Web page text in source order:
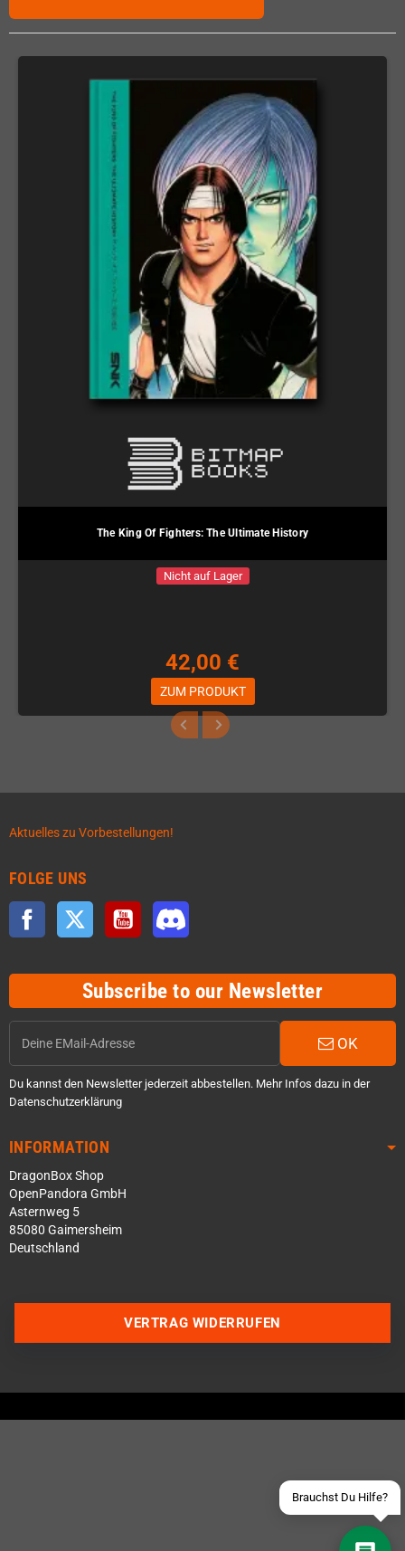
The King Of Fighters: The Ultimate History
Nicht auf Lager
42,00 €
ZUM PRODUKT
Aktuelles zu Vorbestellungen!
FOLGE UNS
Facebook Twitter YouTube
Subscribe to our Newsletter
OK
Du kannst den Newsletter jederzeit abbestellen. Mehr Infos dazu in der
Datenschutzerklärung
INFORMATION
DragonBox Shop
OpenPandora GmbH
Asternweg 5
85080 Gaimersheim
Deutschland
Brauchst Du Hilfe?
Über WhatsApp schreiben
Schick uns eine eMail
VERTRAG WIDERRUFEN